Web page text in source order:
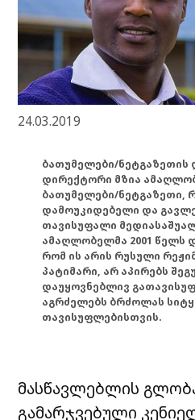
24.03.2019
ბათუმელები/ნეტგაზეთის
დირექტორი მზია
ბათუმელები/ნეტგაზეთი,
დამოუკიდებელი და
თავისუფალი
ამაღლობელმა 2001 წელს
რომ ის არის რუსული
პატიმარი, არ აპირებს
დაუყოვნებლივ
აგრძელებს ბრძოლას
თავისუფლებისთვის.
მასწავლებლის
გამარჯვებული